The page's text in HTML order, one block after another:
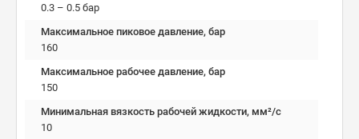
0.3 – 0.5 бар
Максимальное пиковое давление, бар
160
Максимальное рабочее давление, бар
150
Минимальная вязкость рабочей жидкости, мм²/c
10